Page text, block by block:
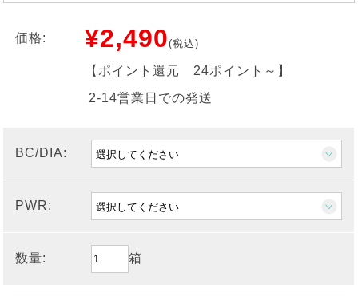
価格: ¥2,490(税込)
【ポイント還元 24ポイント～ 】
2-14営業日での発送
BC/DIA:
PWR:
数量: 箱